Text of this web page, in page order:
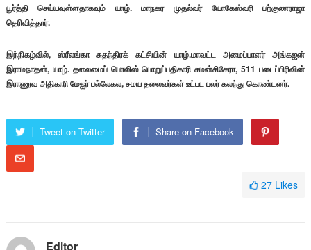
பூர்த்தி செய்யவுள்ளதாகவும் யாழ். மாநகர முதல்வர் யோகேஸ்வரி பற்குணராஜா
தெரிவித்தார்.
இந்நிகழ்வில், ஸ்ரீலங்கா சுதந்திரக் கட்சியின் யாழ்.மாவட்ட அமைப்பாளர் அங்கஜன்
இராமநாதன், யாழ். தலைமைப் பொலிஸ் பொறுப்பதிகாரி சமன்சிகேரா, 511 படைப்பிரிவின்
இராணுவ அதிகாரி மேஜர் பல்லேகல, சமய தலைவர்கள் உட்பட பலர் கலந்து கொண்டனர்.
Tweet on Twitter Share on Facebook
27 Likes
Editor